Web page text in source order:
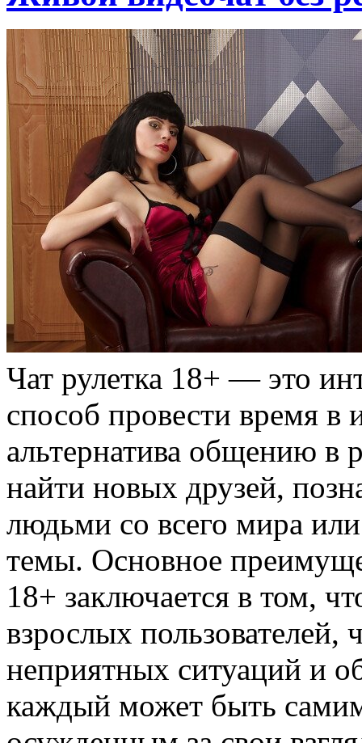
Чат рулетка 18+ — это
способ провести время в
альтернатива общению в
найти новых друзей,
людьми со всего мира
темы. Основное
18+ заключается в том,
взрослых пользователей,
неприятных ситуаций и
каждый может быть